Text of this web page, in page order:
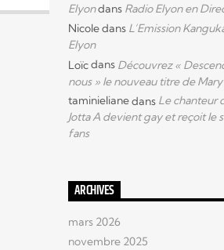
Elyondans Radio Elyon en
Nicoledans L’Emission
Elyon
Loïcdans Découvrez «
nous » le nouveau titre de
taminielianedans Le chanteur
Jotta A devient gay et reçoit le
fans
ARCHIVES
mars 2026
novembre 2025